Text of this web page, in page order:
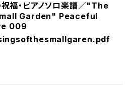
祝福・ピアノソロ楽譜／"The
Garden" Peaceful
009